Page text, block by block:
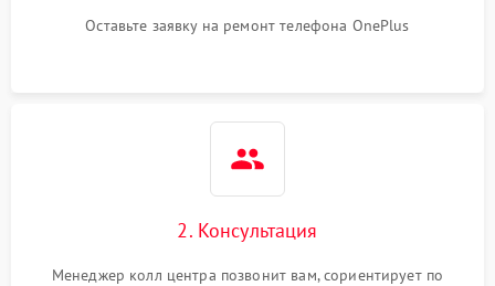
Оставьте заявку на ремонт телефона OnePlus
2. Консультация
Менеджер колл центра позвонит вам, сориентирует по